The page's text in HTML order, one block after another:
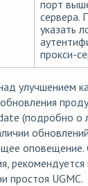
порт
сервера.
указать
прокси-
улучшением
(подробно о
рекомендуется
простоя UGMC.